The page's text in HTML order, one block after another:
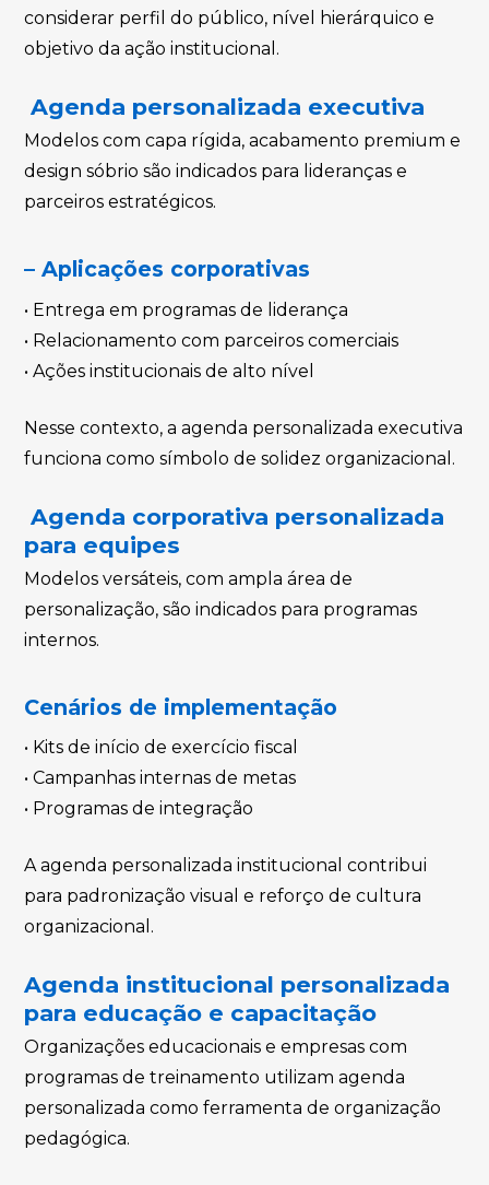
considerar perfil do público, nível hierárquico e
objetivo da ação institucional.
Agenda personalizada executiva
Modelos com capa rígida, acabamento premium e
design sóbrio são indicados para lideranças e
parceiros estratégicos.
– Aplicações corporativas
• Entrega em programas de liderança
• Relacionamento com parceiros comerciais
• Ações institucionais de alto nível
Nesse contexto, a agenda personalizada executiva
funciona como símbolo de solidez organizacional.
Agenda corporativa personalizada
para equipes
Modelos versáteis, com ampla área de
personalização, são indicados para programas
internos.
Cenários de implementação
• Kits de início de exercício fiscal
• Campanhas internas de metas
• Programas de integração
A agenda personalizada institucional contribui
para padronização visual e reforço de cultura
organizacional.
Agenda institucional personalizada
para educação e capacitação
Organizações educacionais e empresas com
programas de treinamento utilizam agenda
personalizada como ferramenta de organização
pedagógica.